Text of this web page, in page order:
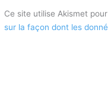
Ce site utilise Akismet
sur la façon dont les